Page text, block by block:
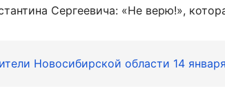
Сергеевича: «Не верю!»,
Новосибирской области 14 января